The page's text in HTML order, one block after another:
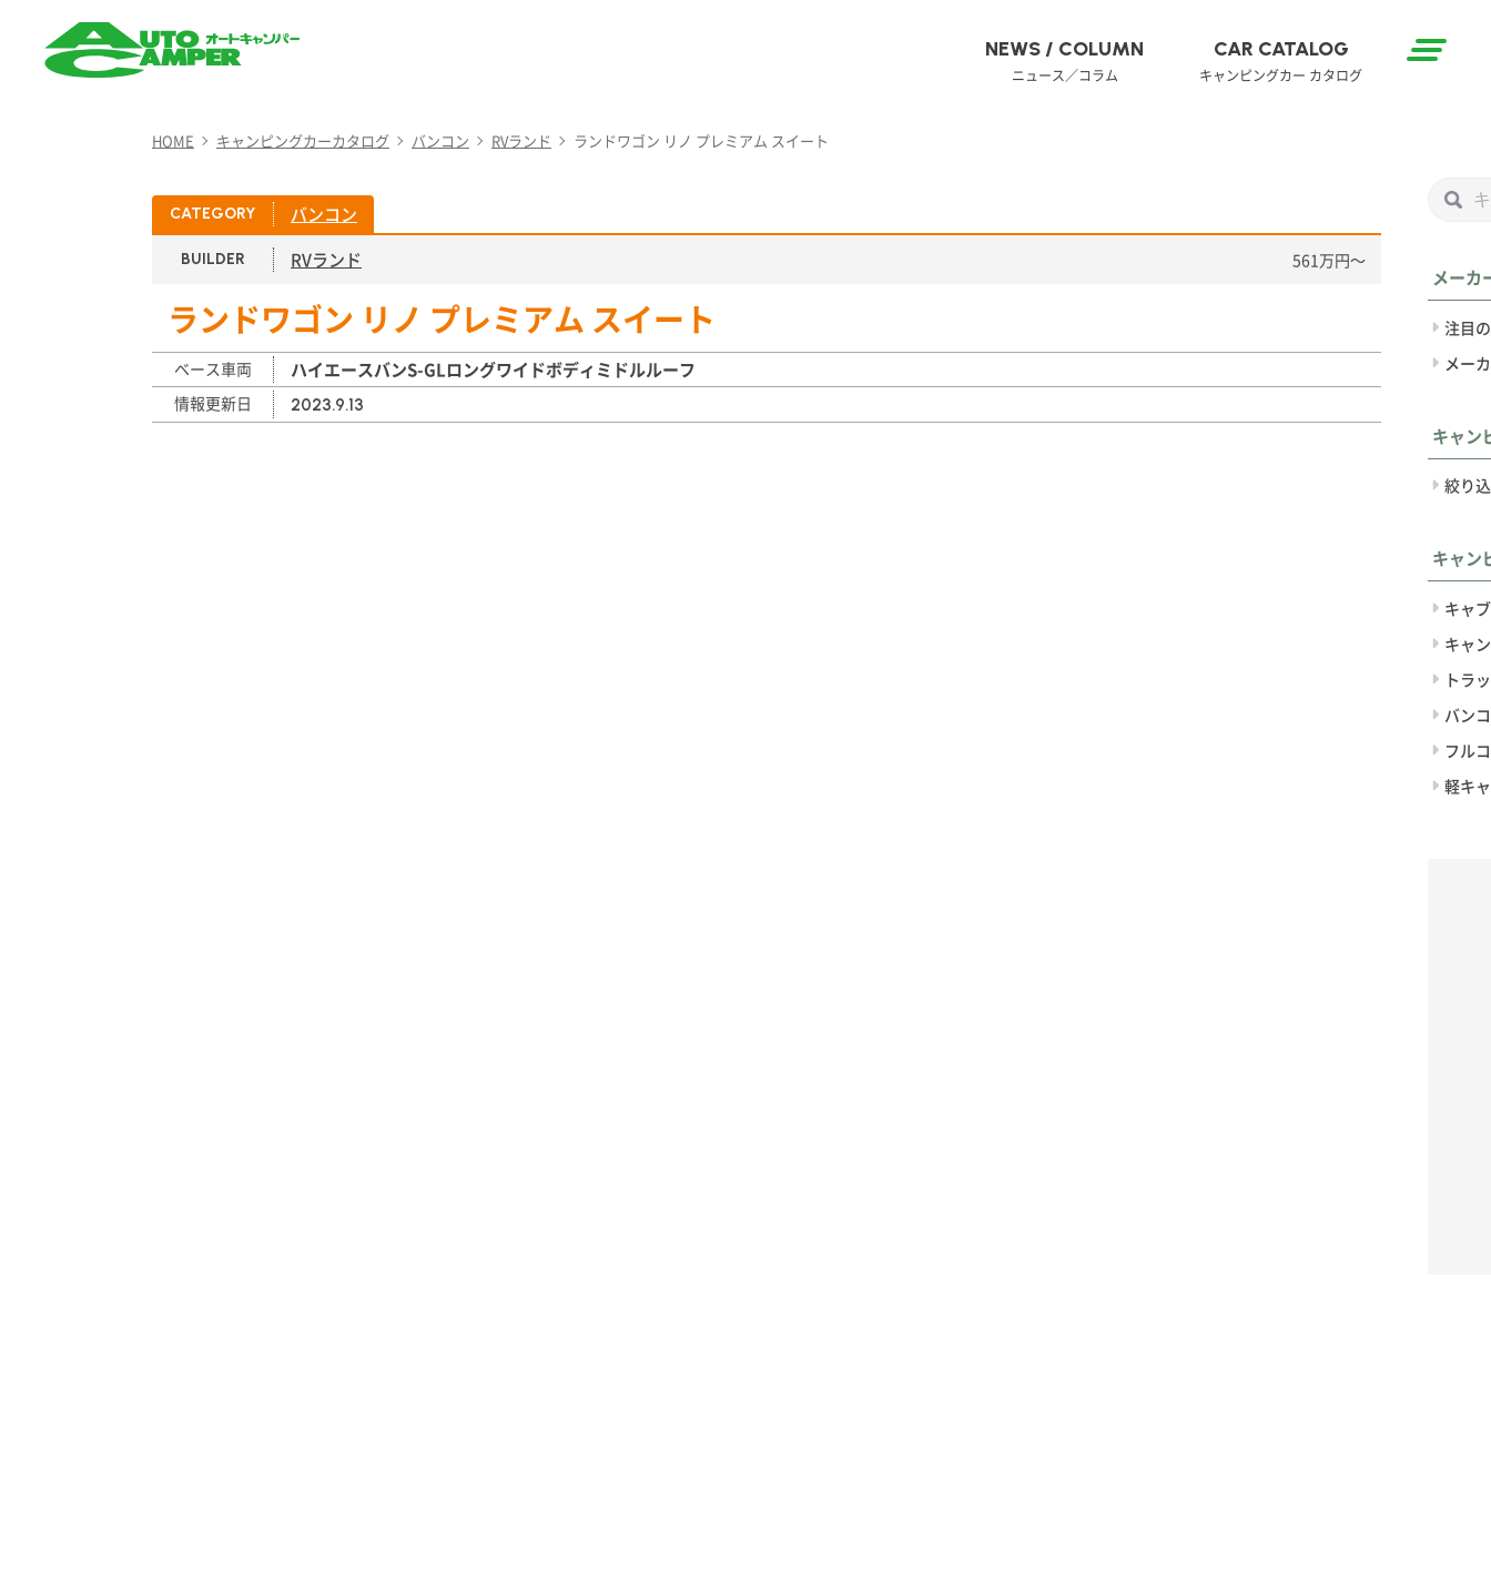
キャンパー）
NEWS / COLUMN
ニュース／コラム
CAR CATALOG
キャンピングカー カタログ
HOME キャンピングカーカタログ バンコン RVランド ランドワゴン リノ プレミアム スイート
CATEGORY バンコン
BUILDER RVランド 561万円〜
ランドワゴン リノ プレミアム スイート
ベース車両 ハイエースバンS-GLロングワイドボディミドルルーフ
情報更新日 2023.9.13
メーカ
注目
メー
キャン
絞り
キャン
キャ
キャ
トラ
バン
フル
軽キ